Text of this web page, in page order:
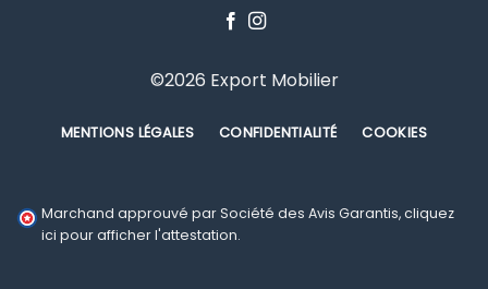
©2026 Export Mobilier
MENTIONS LÉGALES CONFIDENTIALITÉ COOKIES
Marchand approuvé par Société des Avis Garantis,cliquez
ici pour afficher l'attestation.